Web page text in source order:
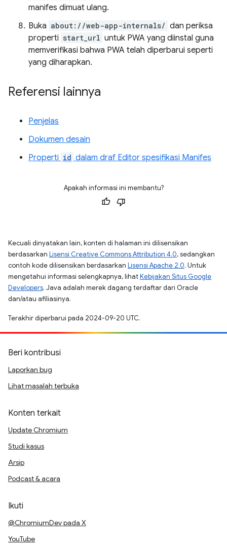
manifes dimuat ulang.
Buka about://web-app-internals/ dan periksa
properti start_url untuk PWA yang diinstal guna
memverifikasi bahwa PWA telah diperbarui seperti
yang diharapkan.
Referensi lainnya
Penjelas
Dokumen desain
Properti id dalam draf Editor spesifikasi Manifes
Apakah informasi ini membantu?
Kecuali dinyatakan lain, konten di halaman ini dilisensikan
berdasarkan Lisensi Creative Commons Attribution 4.0, sedangkan
contoh kode dilisensikan berdasarkan Lisensi Apache 2.0. Untuk
mengetahui informasi selengkapnya, lihatKebijakan Situs Google
Developers. Java adalah merek dagang terdaftar dari Oracle
dan/atau afiliasinya.
Terakhir diperbarui pada 2024-09-20 UTC.
Beri kontribusi
Laporkan bug
Lihat masalah terbuka
Konten terkait
Update Chromium
Studi kasus
Arsip
Podcast & acara
Ikuti
@ChromiumDev pada X
YouTube